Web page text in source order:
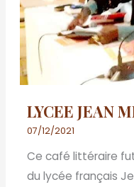
LYCEE JEAN
07/12/2021
Ce café littéraire
du lycée français